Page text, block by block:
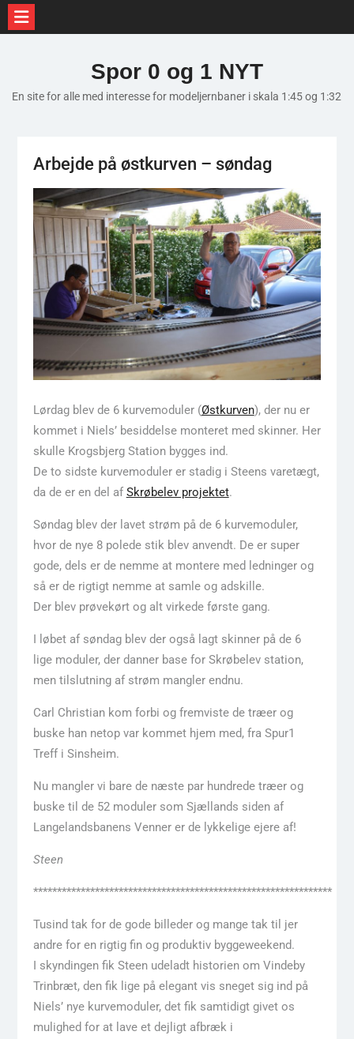
Spor 0 og 1 NYT
En site for alle med interesse for modeljernbaner i skala 1:45 og 1:32
Arbejde på østkurven – søndag
Lørdag blev de 6 kurvemoduler (Østkurven), der nu er
kommet i Niels’ besiddelse monteret med skinner. Her
skulle Krogsbjerg Station bygges ind.
De to sidste kurvemoduler er stadig i Steens varetægt,
da de er en del af Skrøbelev projektet.
Søndag blev der lavet strøm på de 6 kurvemoduler,
hvor de nye 8 polede stik blev anvendt. De er super
gode, dels er de nemme at montere med ledninger og
så er de rigtigt nemme at samle og adskille.
Der blev prøvekørt og alt virkede første gang.
I løbet af søndag blev der også lagt skinner på de 6
lige moduler, der danner base for Skrøbelev station,
men tilslutning af strøm mangler endnu.
Carl Christian kom forbi og fremviste de træer og
buske han netop var kommet hjem med, fra Spur1
Treff i Sinsheim.
Nu mangler vi bare de næste par hundrede træer og
buske til de 52 moduler som Sjællands siden af
Langelandsbanens Venner er de lykkelige ejere af!
Steen
***************************************************************
Tusind tak for de gode billeder og mange tak til jer
andre for en rigtig fin og produktiv byggeweekend.
I skyndingen fik Steen udeladt historien om Vindeby
Trinbræt, den fik lige på elegant vis sneget sig ind på
Niels’ nye kurvemoduler, det fik samtidigt givet os
mulighed for at lave et dejligt afbræk i